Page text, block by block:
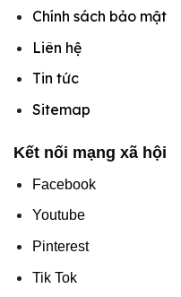
Chính sách bảo mật
Liên hệ
Tin tức
Sitemap
Kết nối mạng xã hội
Facebook
Youtube
Pinterest
Tik Tok